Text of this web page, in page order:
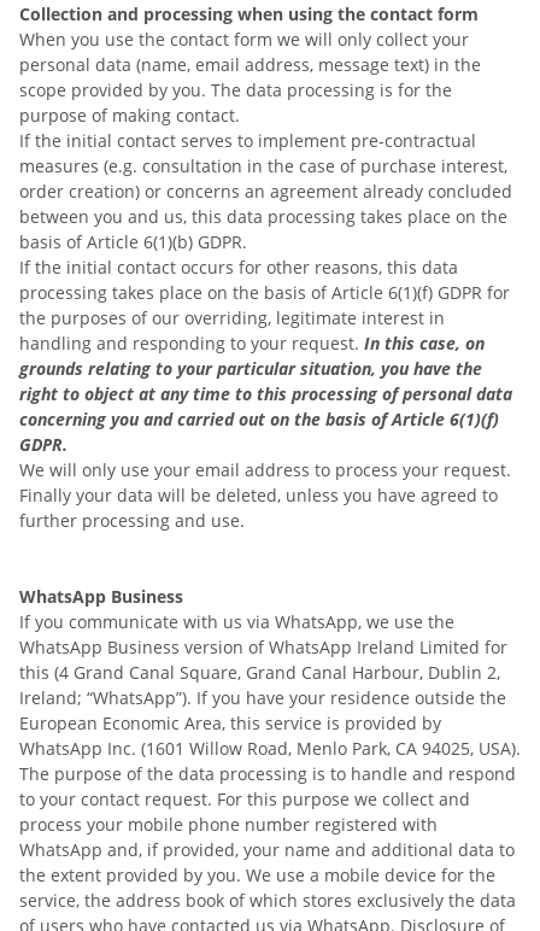
Collection and processing when using the contact form
When you use the contact form we will only collect your
personal data (name, email address, message text) in the
scope provided by you. The data processing is for the
purpose of making contact.
If the initial contact serves to implement pre-contractual
measures (e.g. consultation in the case of purchase interest,
order creation) or concerns an agreement already concluded
between you and us, this data processing takes place on the
basis of Article 6(1)(b) GDPR.
If the initial contact occurs for other reasons, this data
processing takes place on the basis of Article 6(1)(f) GDPR for
the purposes of our overriding, legitimate interest in
handling and responding to your request. In this case, on
grounds relating to your particular situation, you have the
right to object at any time to this processing of personal data
concerning you and carried out on the basis of Article 6(1)(f)
GDPR.
We will only use your email address to process your request.
Finally your data will be deleted, unless you have agreed to
further processing and use.
WhatsApp Business
If you communicate with us via WhatsApp, we use the
WhatsApp Business version of WhatsApp Ireland Limited for
this (4 Grand Canal Square, Grand Canal Harbour, Dublin 2,
Ireland; “WhatsApp”). If you have your residence outside the
European Economic Area, this service is provided by
WhatsApp Inc. (1601 Willow Road, Menlo Park, CA 94025, USA).
The purpose of the data processing is to handle and respond
to your contact request. For this purpose we collect and
process your mobile phone number registered with
WhatsApp and, if provided, your name and additional data to
the extent provided by you. We use a mobile device for the
service, the address book of which stores exclusively the data
of users who have contacted us via WhatsApp. Disclosure of